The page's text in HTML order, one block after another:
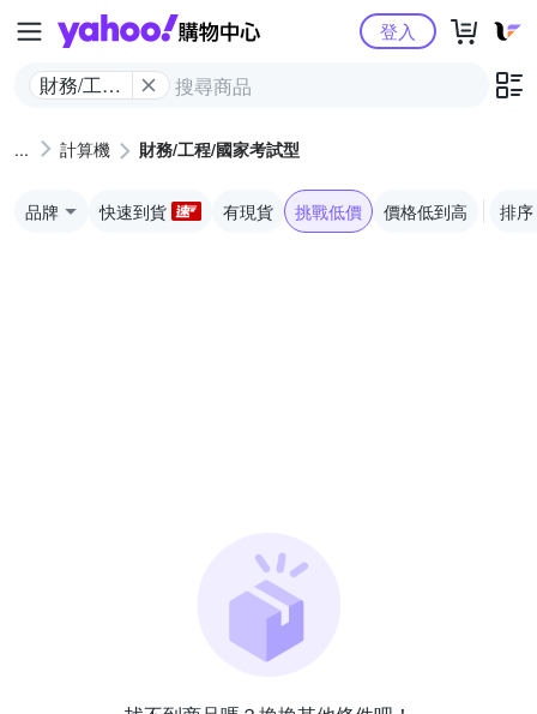
Yahoo購物中心
財務/工程/
型
登入
計算機 財務/工程/國家考試型
品牌 快速到貨 有現貨 挑戰低價 價格低到高 排序